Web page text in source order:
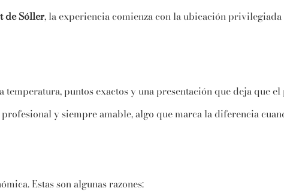
de Sóller, la experiencia comienza con la ubicación
puntos exactos y una presentación que deja que
y siempre amable, algo que marca la diferencia
Estas son algunas razones: